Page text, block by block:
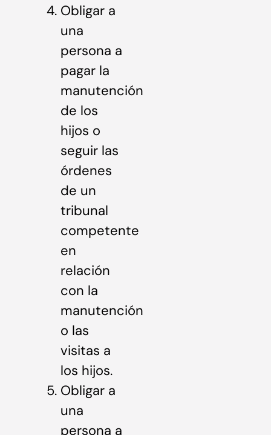
Obligar a
una
persona a
pagar la
manutención
de los
hijos o
seguir las
órdenes
de un
tribunal
competente
en
relación
con la
manutención
o las
visitas a
los hijos.
Obligar a
una
persona a